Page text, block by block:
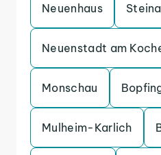
Neuenhaus
Neuenstadt am
Monschau
Mulheim-Karlich